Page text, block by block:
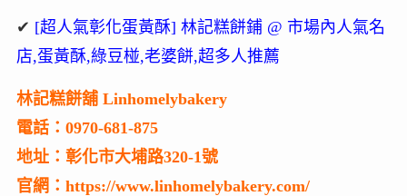
✔ [超人氣彰化蛋黃酥] 林記糕餅鋪 @ 市場內人氣名
店,蛋黃酥,綠豆椪,老婆餅,超多人推薦
林記糕餅舖 Linhomelybakery
電話：0970-681-875
地址：彰化市大埔路320-1號
官網：https://www.linhomelybakery.com/